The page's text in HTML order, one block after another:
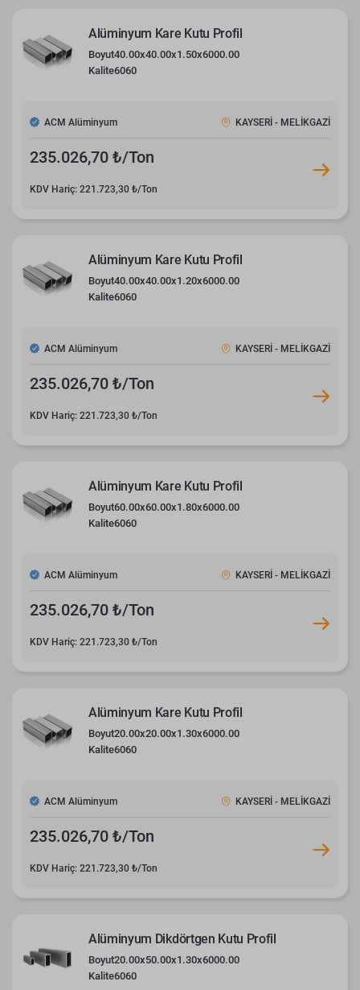
Alüminyum Kare Kutu Profil
Boyut40.00x40.00x1.50x6000.00
Kalite6060
ACM Alüminyum KAYSERİ - MELİKGAZİ
235.026,70 ₺/Ton
KDV Hariç: 221.723,30 ₺/Ton
Alüminyum Kare Kutu Profil
Boyut40.00x40.00x1.20x6000.00
Kalite6060
ACM Alüminyum KAYSERİ - MELİKGAZİ
235.026,70 ₺/Ton
KDV Hariç: 221.723,30 ₺/Ton
Alüminyum Kare Kutu Profil
Boyut60.00x60.00x1.80x6000.00
Kalite6060
ACM Alüminyum KAYSERİ - MELİKGAZİ
235.026,70 ₺/Ton
KDV Hariç: 221.723,30 ₺/Ton
Alüminyum Kare Kutu Profil
Boyut20.00x20.00x1.30x6000.00
Kalite6060
ACM Alüminyum KAYSERİ - MELİKGAZİ
235.026,70 ₺/Ton
KDV Hariç: 221.723,30 ₺/Ton
Alüminyum Dikdörtgen Kutu Profil
Boyut20.00x50.00x1.30x6000.00
Kalite6060